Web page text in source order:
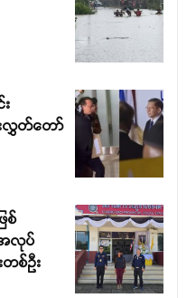
လွှတ်တော်
စ်
အလုပ်
စ်ဦး